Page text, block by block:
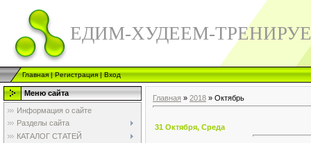
ЕДИМ-ХУДЕЕМ-
Главная|Регистрация|Вход
Меню сайта
Информация о сайте
Разделы сайта
КАТАЛОГ СТАТЕЙ
Главная » 2018 » Октябрь
31 Октября, Среда